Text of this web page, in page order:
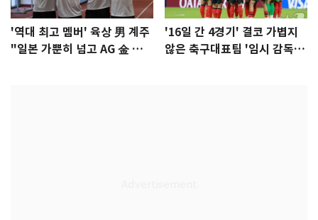
'역대 최고 멤버' 육상 男 계주
"일본 가뿐히 넘고 AG 金 따겠
'16일 간 4경기' 결코 가볍지
않은 축구대표팀 '임시 감독'